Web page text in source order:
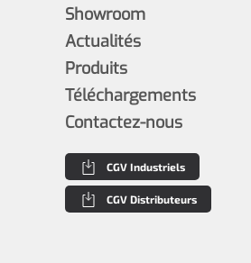
Showroom
Actualités
Produits
Téléchargements
Contactez-nous
CGV Industriels
CGV Distributeurs